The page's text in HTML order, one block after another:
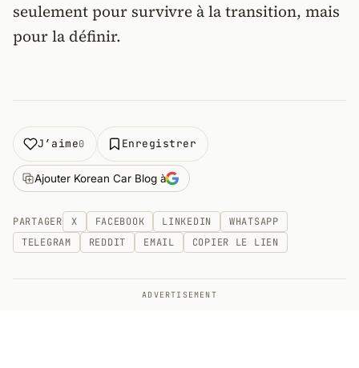
seulement pour survivre à la transition, mais
pour la définir.
J’aime0 Enregistrer
Ajouter Korean Car Blog à
PARTAGER X FACEBOOK LINKEDIN
WHATSAPP
TELEGRAM
REDDIT EMAIL COPIER LE LIEN
ADVERTISEMENT